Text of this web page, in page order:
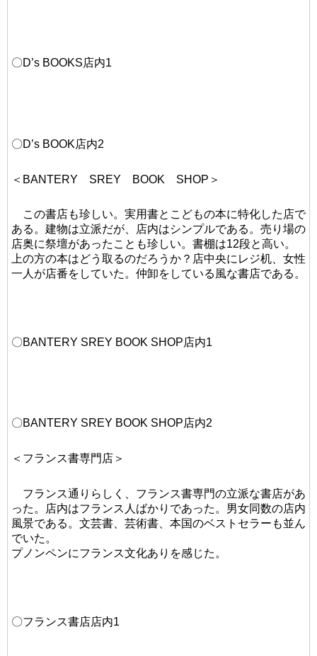
〇D’s BOOKS店内1
〇D’s BOOK店内2
＜BANTERY SREY BOOK SHOP＞
この書店も珍しい。実用書とこどもの本に特化した店で
ある。建物は立派だが、店内はシンプルである。売り場の
店奥に祭壇があったことも珍しい。書棚は12段と高い。
上の方の本はどう取るのだろうか？店中央にレジ机、女性
一人が店番をしていた。仲卸をしている風な書店である。
〇BANTERY SREY BOOK SHOP店内1
〇BANTERY SREY BOOK SHOP店内2
＜フランス書専門店＞
フランス通りらしく、フランス書専門の立派な書店があ
った。店内はフランス人ばかりであった。男女同数の店内
風景である。文芸書、芸術書、本国のベストセラーも並ん
でいた。
プノンペンにフランス文化ありを感じた。
〇フランス書店店内1